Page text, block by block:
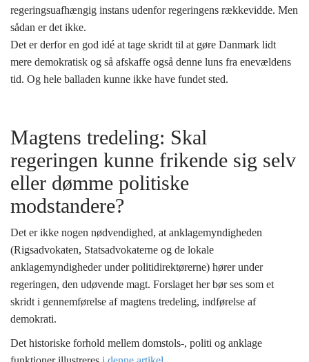
regeringsuafhængig instans udenfor regeringens rækkevidde. Men
sådan er det ikke.
Det er derfor en god idé at tage skridt til at gøre Danmark lidt
mere demokratisk og så afskaffe også denne luns fra enevældens
tid. Og hele balladen kunne ikke have fundet sted.
Magtens tredeling: Skal
regeringen kunne frikende sig selv
eller dømme politiske
modstandere?
Det er ikke nogen nødvendighed, at anklagemyndigheden
(Rigsadvokaten, Statsadvokaterne og de lokale
anklagemyndigheder under politidirektørerne) hører under
regeringen, den udøvende magt. Forslaget her bør ses som et
skridt i gennemførelse af magtens tredeling, indførelse af
demokrati.
Det historiske forhold mellem domstols-, politi og anklage